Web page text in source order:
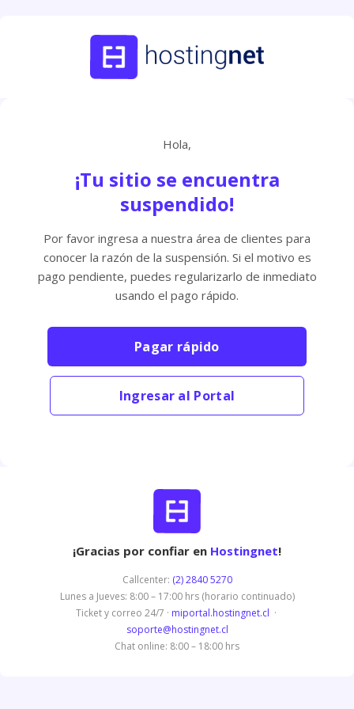
Hola,
¡Tu sitio se encuentra
suspendido!
Por favor ingresa a nuestra área de clientes para
conocer la razón de la suspensión. Si el motivo es
pago pendiente, puedes regularizarlo de inmediato
usando el pago rápido.
Pagar rápido
Ingresar al Portal
¡Gracias por confiar en Hostingnet!
Callcenter: (2) 2840 5270
Lunes a Jueves: 8:00 – 17:00 hrs (horario continuado)
Ticket y correo 24/7 · miportal.hostingnet.cl ·
soporte@hostingnet.cl
Chat online: 8:00 – 18:00 hrs